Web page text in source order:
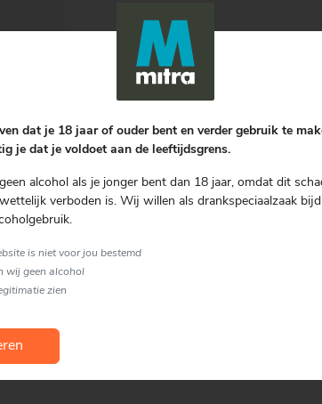
Bereiding
Als je je ogen dicht doet,
Soort glas
Coupetteglas
dat je 18 jaar of ouder bent en verder gebruik te
je dat je voldoet aan de leeftijdsgrens.
alcohol als je jonger bent dan 18 jaar, omdat dit
verboden is. Wij willen als drankspeciaalzaak
is niet voor jou bestemd
wij geen alcohol
zien